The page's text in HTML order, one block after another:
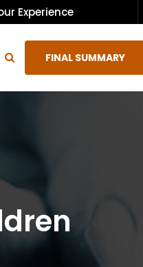
Experience
FINAL SUMMARY